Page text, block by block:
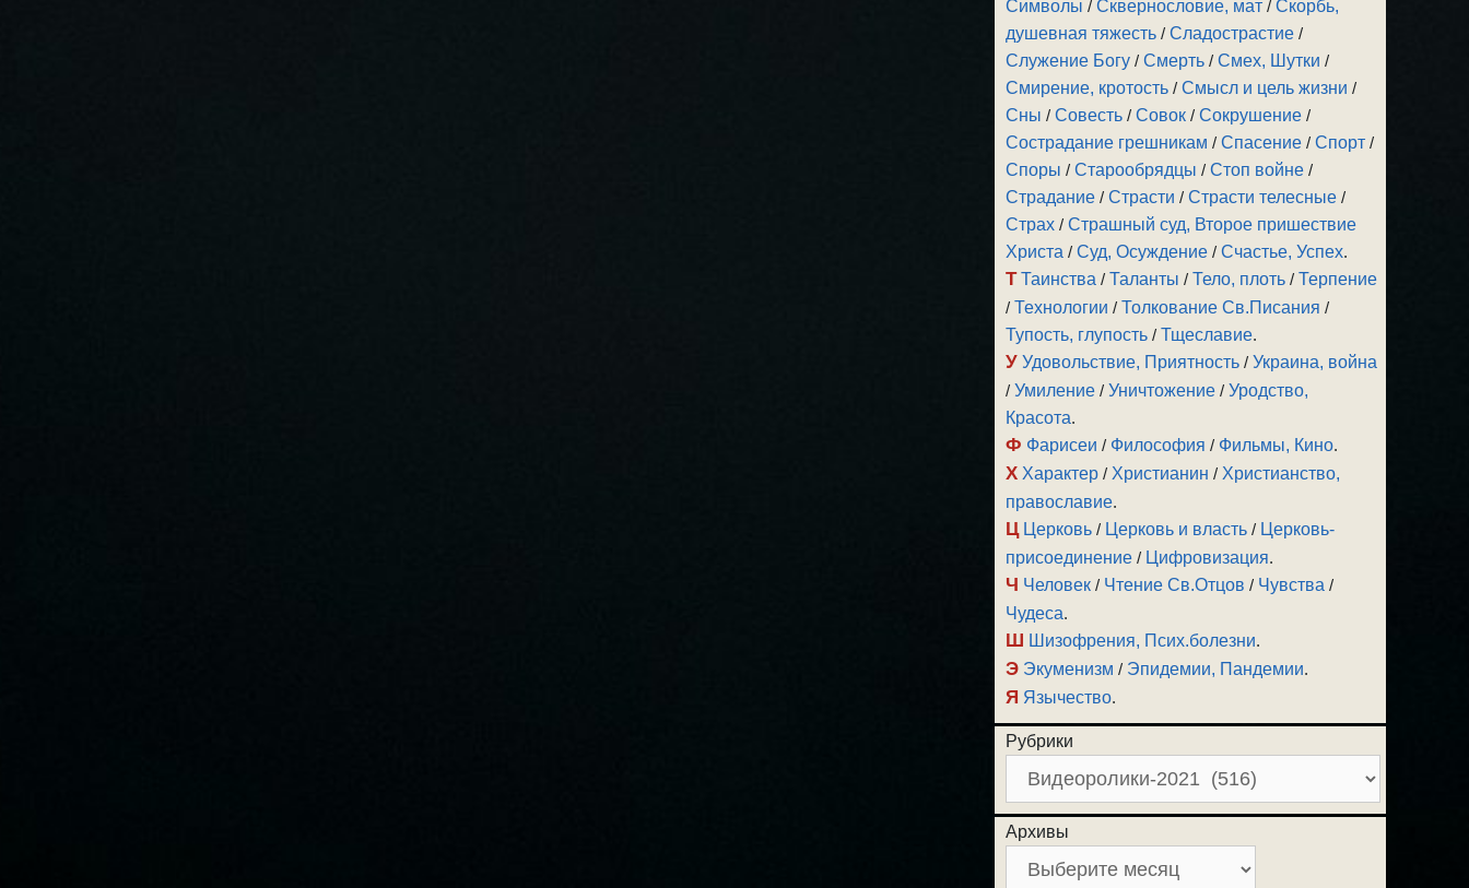
Символы /Сквернословие, мат /Скорбь,
душевная тяжесть /Сладострастие /
Служение Богу /Смерть /Смех, Шутки /
Смирение, кротость /Смысл и цель жизни /
Сны /Совесть /Совок /Сокрушение /
Сострадание грешникам /Спасение /Спорт /
Споры /Старообрядцы /Стоп войне /
Страдание /Страсти /Страсти телесные /
Страх /Страшный суд, Второе пришествие
Христа /Суд, Осуждение /Счастье, Успех.
Т Таинства /Таланты /Тело, плоть /Терпение
/Технологии /Толкование Св.Писания /
Тупость, глупость /Тщеславие.
У Удовольствие, Приятность /Украина, война
/Умиление /Уничтожение /Уродство,
Красота.
Ф Фарисеи / Философия / Фильмы, Кино.
Х Характер / Христианин / Христианство,
православие.
Ц Церковь / Церковь и власть / Церковь-
присоединение / Цифровизация.
Ч Человек / Чтение Св.Отцов / Чувства /
Чудеса.
Ш Шизофрения, Псих.болезни.
Э Экуменизм / Эпидемии, Пандемии.
Я Язычество.
Рубрики
Архивы